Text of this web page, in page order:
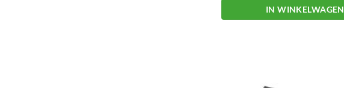
IN WINKELWAGEN